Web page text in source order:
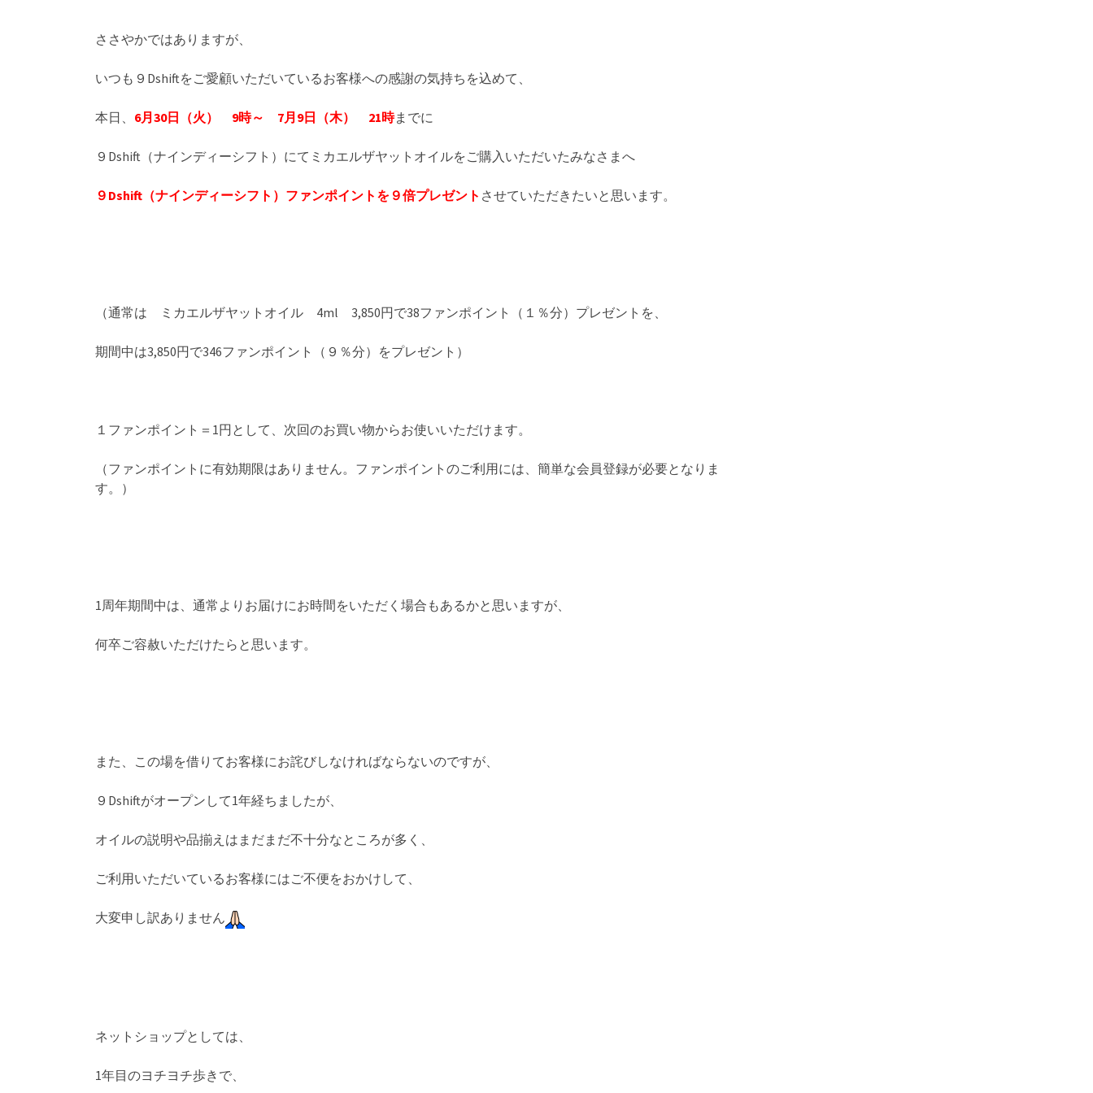
ささやかではありますが、
いつも９Dshiftをご愛顧いただいているお客様への感謝の気持ちを込めて、
本日、 6月30日（火） 9時～ 7月9日（木） 21時までに
９Dshift（ナインディーシフト）にてミカエルザヤットオイルをご購入いただいたみなさまへ
９Dshift（ナインディーシフト）ファンポイントを９倍プレゼント させていただきたいと思います。
（通常は ミカエルザヤットオイル 4ml 3,850円で38ファンポイント（１％分）プレゼントを、
期間中は3,850円で346ファンポイント（９％分）をプレゼント）
１ファンポイント＝1円として、次回のお買い物からお使いいただけます。
（ファンポイントに有効期限はありません。ファンポイントのご利用には、簡単な会員登録が必要となりま
す。）
1周年期間中は、通常よりお届けにお時間をいただく場合もあるかと思いますが、
何卒ご容赦いただけたらと思います。
また、この場を借りてお客様にお詫びしなければならないのですが、
９Dshiftがオープンして1年経ちましたが、
オイルの説明や品揃えはまだまだ不十分なところが多く、
ご利用いただいているお客様にはご不便をおかけして、
大変申し訳ありません
ネットショップとしては、
1年目のヨチヨチ歩きで、